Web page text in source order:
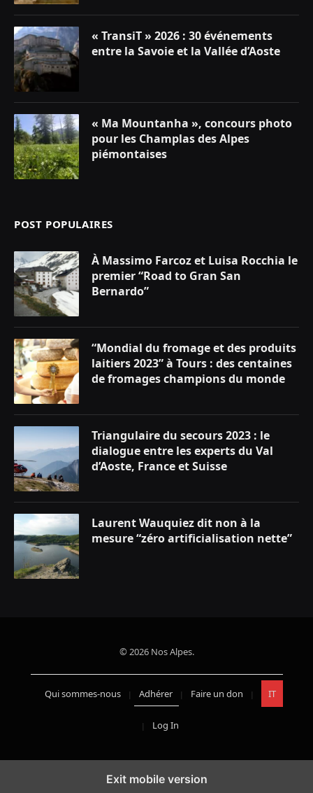
« TransiT » 2026 : 30 événements
entre la Savoie et la Vallée d’Aoste
« Ma Mountanha », concours photo
pour les Champlas des Alpes
piémontaises
POST POPULAIRES
À Massimo Farcoz et Luisa Rocchia le
premier “Road to Gran San
Bernardo”
“Mondial du fromage et des produits
laitiers 2023” à Tours : des centaines
de fromages champions du monde
Triangulaire du secours 2023 : le
dialogue entre les experts du Val
d’Aoste, France et Suisse
Laurent Wauquiez dit non à la
mesure “zéro artificialisation nette”
© 2026 Nos Alpes.
Qui sommes-nous Adhérer Faire un don IT
Log In
Exit mobile version